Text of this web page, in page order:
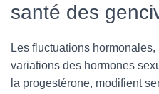
santé des
Les fluctuations
variations des hormones
la progestérone, modifient